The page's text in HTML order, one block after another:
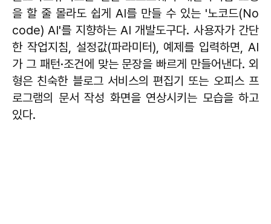
을 할 줄 몰라도 쉽게 AI를 만들 수 있는 '노코드(No
code) AI'를 지향하는 AI 개발도구다. 사용자가 간단
한 작업지침, 설정값(파라미터), 예제를 입력하면, AI
가 그 패턴·조건에 맞는 문장을 빠르게 만들어낸다. 외
형은 친숙한 블로그 서비스의 편집기 또는 오피스 프
로그램의 문서 작성 화면을 연상시키는 모습을 하고
있다.